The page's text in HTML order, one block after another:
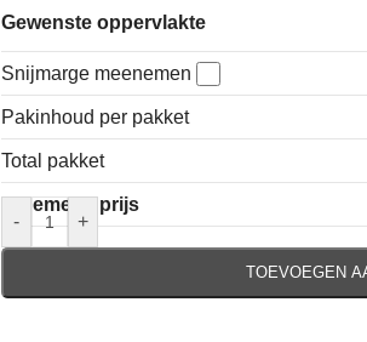
Gewenste oppervlakte
Snijmarge meenemen
Pakinhoud per pakket
Total pakket
Algemene prijs
-
+
TOEVOEGEN